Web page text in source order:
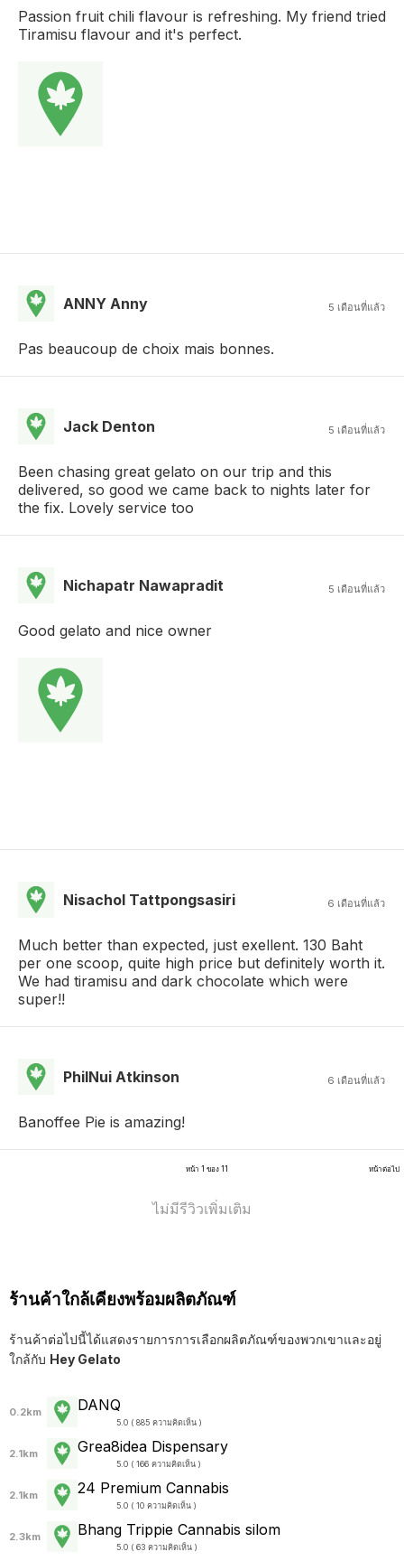
Passion fruit chili flavour is refreshing. My friend tried
Tiramisu flavour and it's perfect.
ANNY Anny 5 เดือนที่แล้ว
Pas beaucoup de choix mais bonnes.
Jack Denton 5 เดือนที่แล้ว
Been chasing great gelato on our trip and this
delivered, so good we came back to nights later for
the fix. Lovely service too
Nichapatr Nawapradit 5 เดือนที่แล้ว
Good gelato and nice owner
Nisachol Tattpongsasiri 6 เดือนที่แล้ว
Much better than expected, just exellent. 130 Baht
per one scoop, quite high price but definitely worth it.
We had tiramisu and dark chocolate which were
super!!
PhilNui Atkinson 6 เดือนที่แล้ว
Banoffee Pie is amazing!
หน้า 1 ของ 11 หน้าต่อไป
ไม่มีรีวิวเพิ่มเติม
ร้านค้าใกล้เคียงพร้อมผลิตภัณฑ์
ร้านค้าต่อไปนี้ได้แสดงรายการการเลือกผลิตภัณฑ์ของพวกเขาและอยู่
ใกล้กับ Hey Gelato
0.2km DANQ
5.0 ( 885 ความคิดเห็น )
2.1km Grea8idea Dispensary
5.0 ( 166 ความคิดเห็น )
2.1km 24 Premium Cannabis
5.0 ( 10 ความคิดเห็น )
2.3km Bhang Trippie Cannabis silom
5.0 ( 63 ความคิดเห็น )